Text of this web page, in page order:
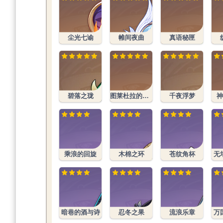
尘光七谕 帷间夜曲 真语秘匣
碧落之珑 图莱杜拉的回忆 千夜浮梦
乘浪的回旋 木棉之环 苍纹角杯 无
暗巷的酒与诗 忍冬之果 流浪乐章 万